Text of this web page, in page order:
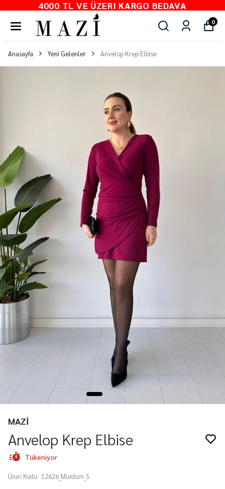
4000 TL VE ÜZERI KARGO BEDAVA
0
Anasayfa Yeni Gelenler Anvelop Krep Elbise
MAZİ
Anvelop Krep Elbise
Tükeniyor
Ürün Kodu: 12626_Mürdüm_S